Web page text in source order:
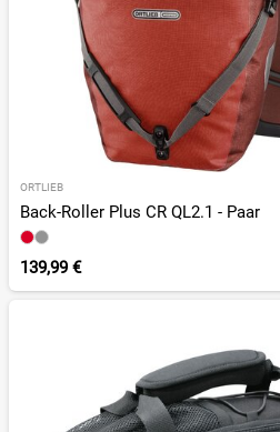
ORTLIEB
Back-Roller Plus CR QL2.1 - Paar
139,99 €